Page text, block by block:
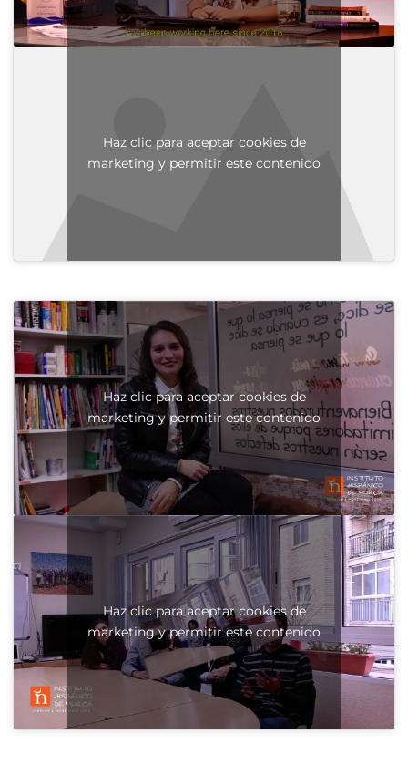
Haz clic para aceptar cookies de
marketing y permitir este contenido
Haz clic para aceptar cookies de
marketing y permitir este contenido
Haz clic para aceptar cookies de
marketing y permitir este contenido